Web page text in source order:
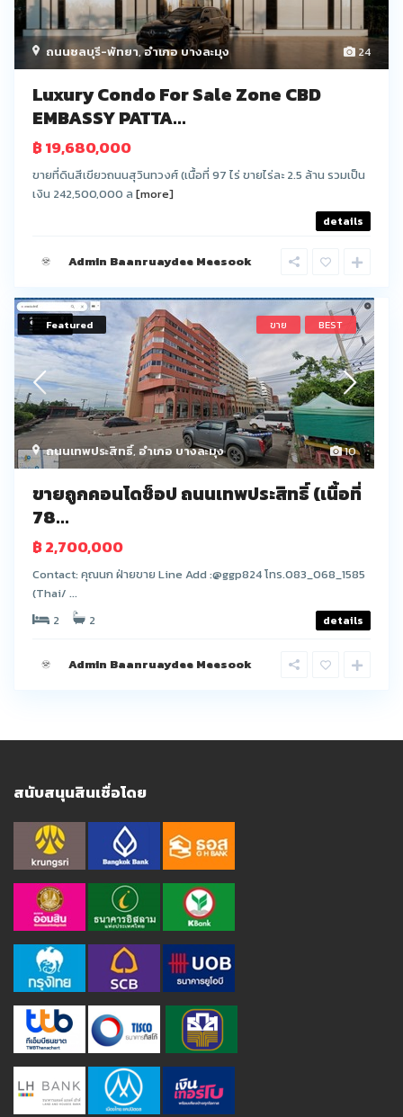
24
ถนนชลบุรี-พัทยา,อำเภอ บางละมุง
Luxury Condo For Sale Zone CBD
EMBASSY PATTA...
฿ 19,680,000
ขายที่ดินสีเขียวถนนสุวินทวงศ์ (เนื้อที่ 97 ไร่ ขายไร่ละ 2.5 ล้าน รวมเป็น
เงิน 242,500,000 ล [more]
details
Admin Baanruaydee Meesook
10
ถนนเทพประสิทธิ์, อำเภอ บางละมุง
Featured ขาย BEST
ขายถูกคอนโดช็อป ถนนเทพประสิทธิ์ (เนื้อที่
78...
฿ 2,700,000
Contact: คุณนก ฝ่ายขาย Line Add :@ggp824 โทร.083_068_1585
(Thai/ ...
2
2 details
Admin Baanruaydee Meesook
สนับสนุนสินเชื่อโดย